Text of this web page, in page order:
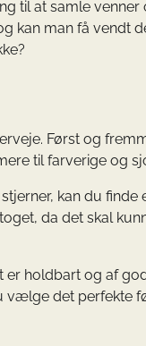
til at samle
kan man få vendt
Først og
til farverige og
kan du finde
da det skal
er holdbart og af
vælge det perfekte